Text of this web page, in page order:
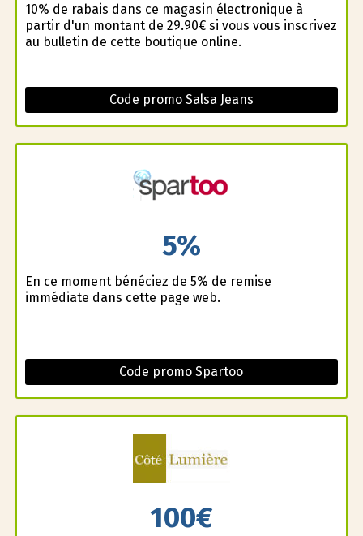
10% de rabais dans ce magasin électronique à
partir d'un montant de 29.90€ si vous vous inscrivez
au bulletin de cette boutique online.
Code promo Salsa Jeans
5%
En ce moment bénéficiez de 5% de remise
immédiate dans cette page web.
Code promo Spartoo
100€